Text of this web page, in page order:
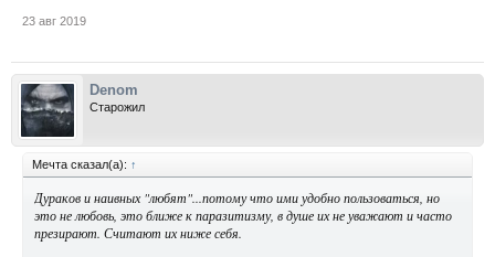
23 авг 2019
Denom
Старожил
Мечта сказал(а): ↑
Дураков и наивных "любят"...потому что ими удобно пользоваться, но
это не любовь, это ближе к паразитизму, в душе их не уважают и часто
презирают. Считают их ниже себя.